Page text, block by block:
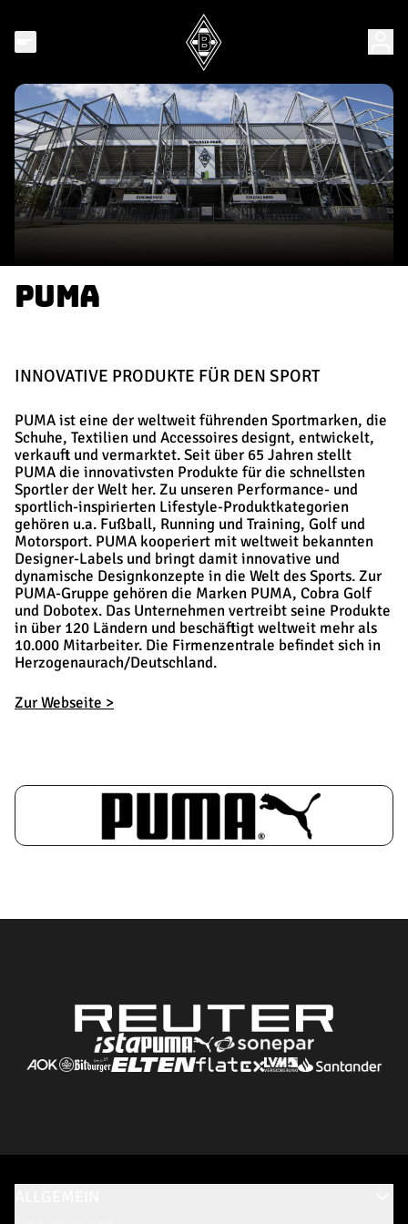
PUMA
INNOVATIVE PRODUKTE FÜR DEN SPORT
PUMA ist eine der weltweit führenden Sportmarken, die
Schuhe, Textilien und Accessoires designt, entwickelt,
verkauft und vermarktet. Seit über 65 Jahren stellt
PUMA die innovativsten Produkte für die schnellsten
Sportler der Welt her. Zu unseren Performance- und
sportlich-inspirierten Lifestyle-Produktkategorien
gehören u.a. Fußball, Running und Training, Golf und
Motorsport. PUMA kooperiert mit weltweit bekannten
Designer-Labels und bringt damit innovative und
dynamische Designkonzepte in die Welt des Sports. Zur
PUMA-Gruppe gehören die Marken PUMA, Cobra Golf
und Dobotex. Das Unternehmen vertreibt seine Produkte
in über 120 Ländern und beschäftigt weltweit mehr als
10.000 Mitarbeiter. Die Firmenzentrale befindet sich in
Herzogenaurach/Deutschland.
Zur Webseite >